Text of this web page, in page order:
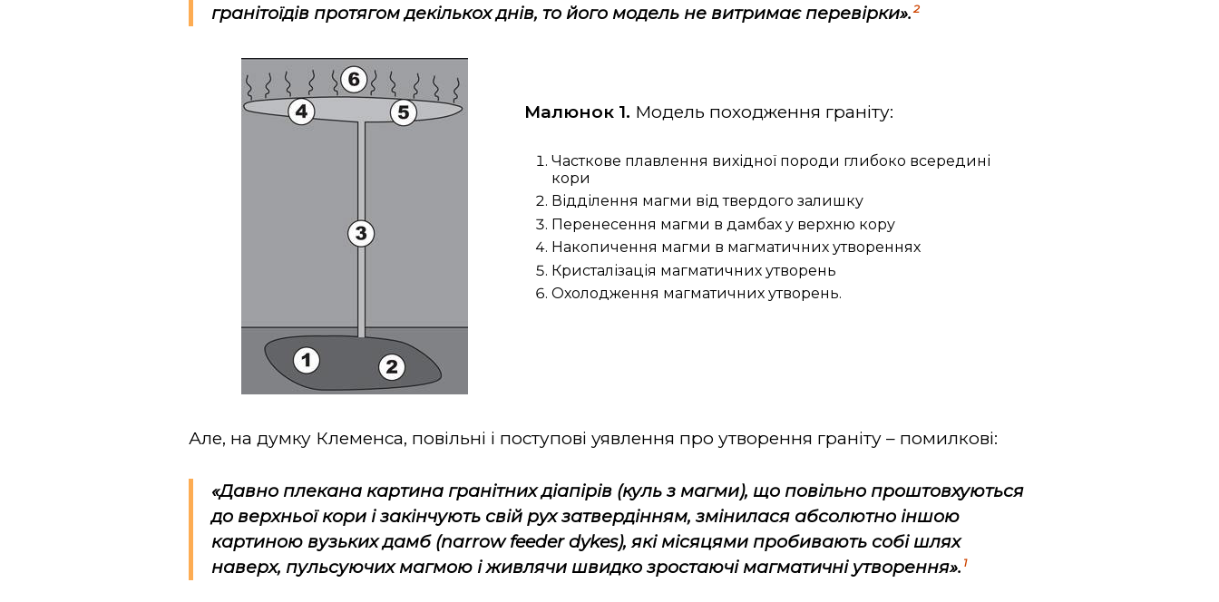
гранітоїдів протягом декількох днів, то його модель не витримає перевірки». 2
Малюнок 1. Модель походження граніту:
Часткове плавлення вихідної породи глибоко всередині
кори
Відділення магми від твердого залишку
Перенесення магми в дамбах у верхню кору
Накопичення магми в магматичних утвореннях
Кристалізація магматичних утворень
Охолодження магматичних утворень.
Але, на думку Клеменса, повільні і поступові уявлення про утворення граніту – помилкові:
«Давно плекана картина гранітних діапірів (куль з магми), що повільно проштовхуються
до верхньої кори і закінчують свій рух затвердінням, змінилася абсолютно іншою
картиною вузьких дамб (narrow feeder dykes), які місяцями пробивають собі шлях
наверх, пульсуючих магмою і живлячи швидко зростаючі магматичні утворення». 1